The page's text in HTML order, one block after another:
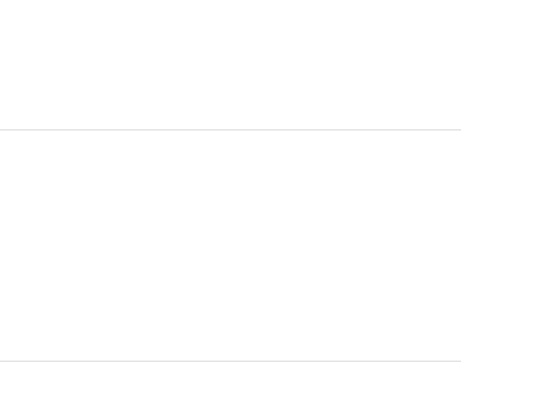
턱의 통증
편두통